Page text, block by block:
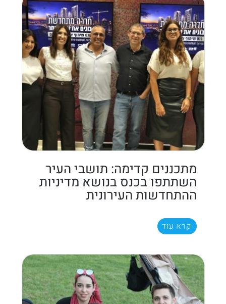
מתכננים קדימה: תושבי העיר
השתתפו בכנס בנושא מדיניות
ההתחדשות העירונית
קרא עוד